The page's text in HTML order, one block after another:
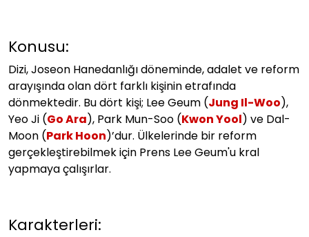
Konusu:
Dizi, Joseon Hanedanlığı döneminde, adalet ve reform
arayışında olan dört farklı kişinin etrafında
dönmektedir. Bu dört kişi; Lee Geum (Jung Il-Woo),
Yeo Ji (Go Ara), Park Mun-Soo (Kwon Yool) ve Dal-
Moon (Park Hoon)’dur. Ülkelerinde bir reform
gerçekleştirebilmek için Prens Lee Geum'u kral
yapmaya çalışırlar.
Karakterleri: